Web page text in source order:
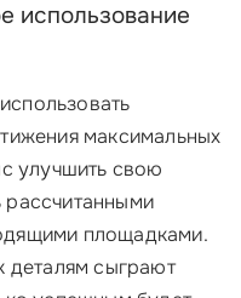
использование
максимальных
улучшить свою
площадками.
деталям сыграют